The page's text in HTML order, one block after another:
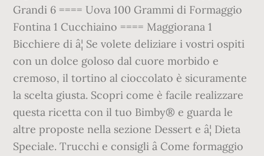
Grandi 6 ==== Uova 100 Grammi di Formaggio
Fontina 1 Cucchiaino ==== Maggiorana 1
Bicchiere di â¦ Se volete deliziare i vostri ospiti
con un dolce goloso dal cuore morbido e
cremoso, il tortino al cioccolato è sicuramente
la scelta giusta. Scopri come è facile realizzare
questa ricetta con il tuo Bimby® e guarda le
altre proposte nella sezione Dessert e â¦ Dieta
Speciale. Trucchi e consigli â Come formaggio